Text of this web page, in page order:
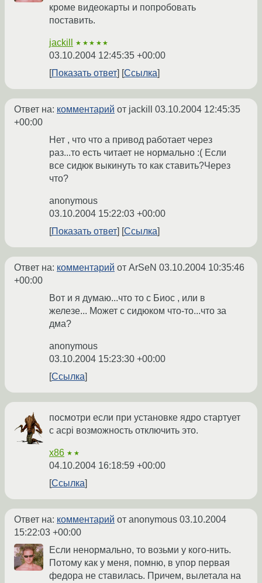
кроме видеокарты и попробовать
поставить.
jackill ★★★★★
03.10.2004 12:45:35 +00:00
Показать ответ
Ссылка
Ответ на: комментарий от jackill 03.10.2004 12:45:35
+00:00
Нет , что что а привод работает через
раз...то есть читает не нормально :( Если
все сидюк выкинуть то как ставить?Через
что?
anonymous
03.10.2004 15:22:03 +00:00
Показать ответ
Ссылка
Ответ на: комментарий от ArSeN 03.10.2004 10:35:46
+00:00
Вот и я думаю...что то с Биос , или в
железе... Может с сидюком что-то...что за
дма?
anonymous
03.10.2004 15:23:30 +00:00
Ссылка
посмотри если при установке ядро стартует
с acpi возможность отключить это.
x86 ★★
04.10.2004 16:18:59 +00:00
Ссылка
Ответ на: комментарий от anonymous 03.10.2004
15:22:03 +00:00
Если ненормально, то возьми у кого-нить.
Потому как у меня, помню, в упор первая
федора не ставилась. Причем, вылетала на